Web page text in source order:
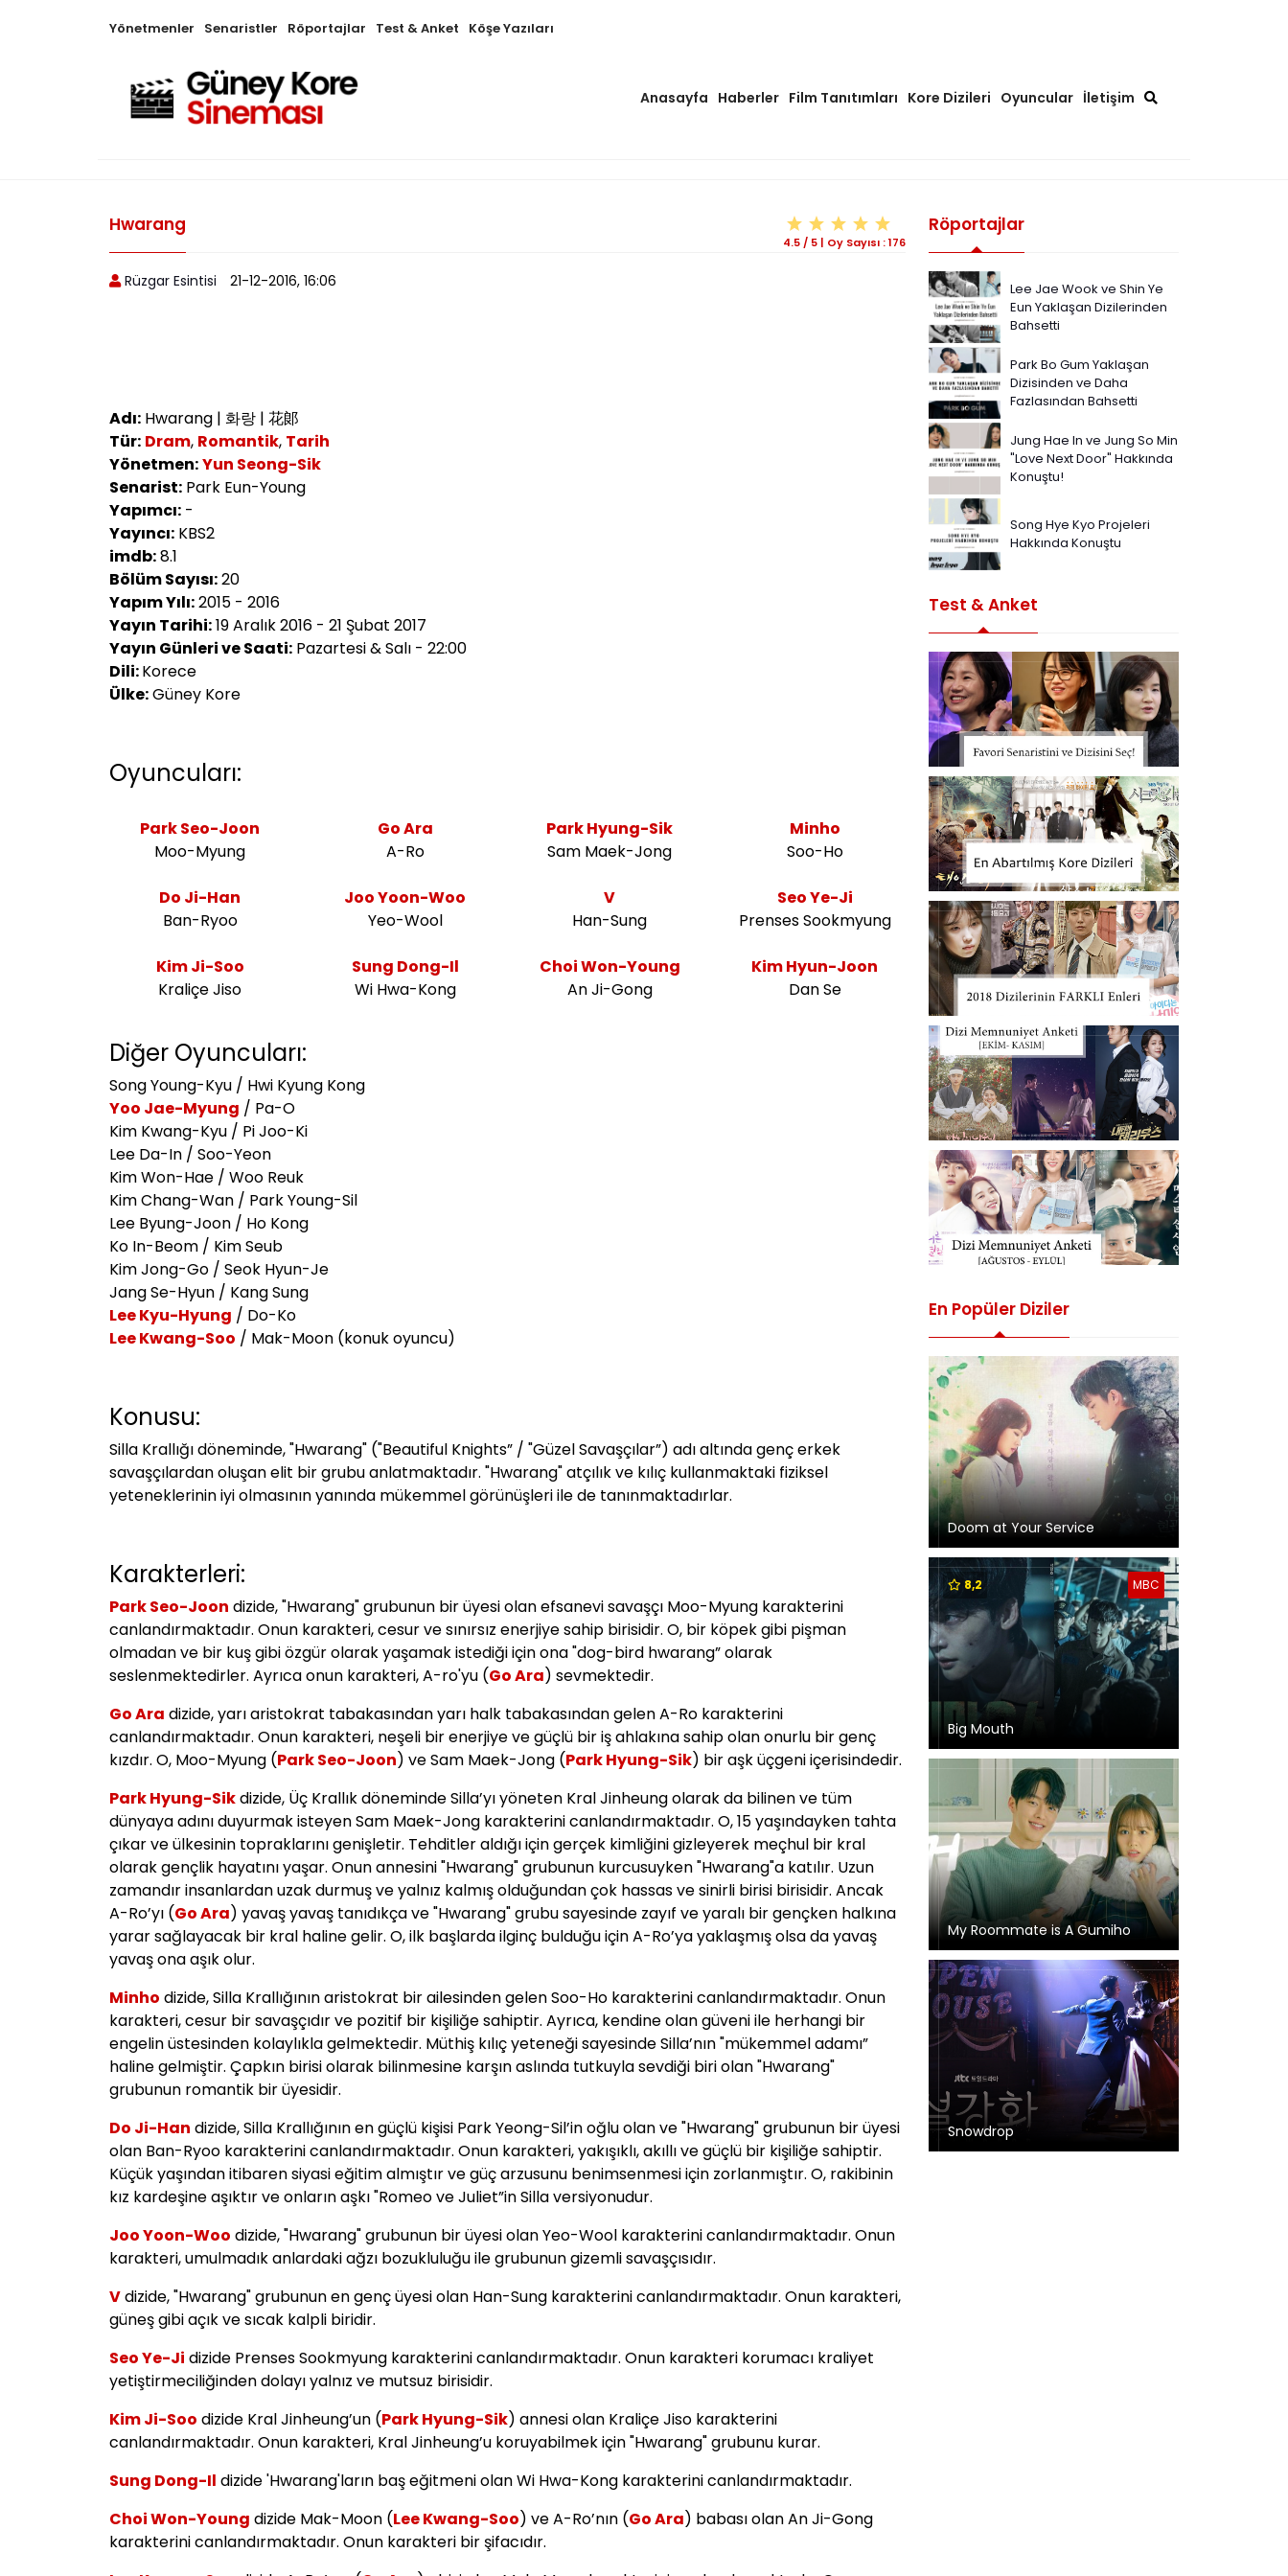
Yönetmenler Senaristler Röportajlar Test & Anket Köşe Yazıları
Anasayfa Haberler Film Tanıtımları Kore Dizileri Oyuncular İletişim
Hwarang
4.5 / 5 | Oy Sayısı :176
Rüzgar Esintisi 21-12-2016, 16:06
Adı: Hwarang | 화랑 | 花郞
Tür: Dram, Romantik, Tarih
Yönetmen:Yun Seong-Sik
Senarist: Park Eun-Young
Yapımcı: -
Yayıncı: KBS2
imdb:8.1
Bölüm Sayısı:20
Yapım Yılı:2015 - 2016
Yayın Tarihi:19 Aralık 2016 - 21 Şubat 2017
Yayın Günleri ve Saati: Pazartesi & Salı - 22:00
Dili:Korece
Ülke:Güney Kore
Oyuncuları:
Park Seo-Joon
Moo-Myung
Go Ara
A-Ro
Park Hyung-Sik
Sam Maek-Jong
Minho
Soo-Ho
Do Ji-Han
Ban-Ryoo
Joo Yoon-Woo
Yeo-Wool
V
Han-Sung
Seo Ye-Ji
Prenses Sookmyung
Kim Ji-Soo
Kraliçe Jiso
Sung Dong-Il
Wi Hwa-Kong
Choi Won-Young
An Ji-Gong
Kim Hyun-Joon
Dan Se
Diğer Oyuncuları:
Song Young-Kyu / Hwi Kyung Kong
Yoo Jae-Myung / Pa-O
Kim Kwang-Kyu / Pi Joo-Ki
Lee Da-In / Soo-Yeon
Kim Won-Hae / Woo Reuk
Kim Chang-Wan / Park Young-Sil
Lee Byung-Joon / Ho Kong
Ko In-Beom / Kim Seub
Kim Jong-Go / Seok Hyun-Je
Jang Se-Hyun / Kang Sung
Lee Kyu-Hyung / Do-Ko
Lee Kwang-Soo / Mak-Moon (konuk oyuncu)
Konusu:
Silla Krallığı döneminde, "Hwarang" ("Beautiful Knights” / "Güzel Savaşçılar”) adı altında genç erkek
savaşçılardan oluşan elit bir grubu anlatmaktadır. "Hwarang" atçılık ve kılıç kullanmaktaki fiziksel
yeteneklerinin iyi olmasının yanında mükemmel görünüşleri ile de tanınmaktadırlar.
Karakterleri:
Park Seo-Joon dizide, "Hwarang" grubunun bir üyesi olan efsanevi savaşçı Moo-Myung karakterini
canlandırmaktadır. Onun karakteri, cesur ve sınırsız enerjiye sahip birisidir. O, bir köpek gibi pişman
olmadan ve bir kuş gibi özgür olarak yaşamak istediği için ona "dog-bird hwarang” olarak
seslenmektedirler. Ayrıca onun karakteri, A-ro'yu (Go Ara) sevmektedir.
Go Ara dizide, yarı aristokrat tabakasından yarı halk tabakasından gelen A-Ro karakterini
canlandırmaktadır. Onun karakteri, neşeli bir enerjiye ve güçlü bir iş ahlakına sahip olan onurlu bir genç
kızdır. O, Moo-Myung (Park Seo-Joon) ve Sam Maek-Jong (Park Hyung-Sik) bir aşk üçgeni içerisindedir.
Park Hyung-Sikdizide, Üç Krallık döneminde Silla’yı yöneten Kral Jinheung olarak da bilinen ve tüm
dünyaya adını duyurmak isteyen Sam Maek-Jong karakterini canlandırmaktadır. O, 15 yaşındayken tahta
çıkar ve ülkesinin topraklarını genişletir. Tehditler aldığı için gerçek kimliğini gizleyerek meçhul bir kral
olarak gençlik hayatını yaşar. Onun annesini "Hwarang" grubunun kurcusuyken "Hwarang"a katılır. Uzun
zamandır insanlardan uzak durmuş ve yalnız kalmış olduğundan çok hassas ve sinirli birisi birisidir. Ancak
A-Ro’yı (Go Ara) yavaş yavaş tanıdıkça ve "Hwarang" grubu sayesinde zayıf ve yaralı bir gençken halkına
yarar sağlayacak bir kral haline gelir. O, ilk başlarda ilginç bulduğu için A-Ro’ya yaklaşmış olsa da yavaş
yavaş ona aşık olur.
Minho dizide, Silla Krallığının aristokrat bir ailesinden gelen Soo-Ho karakterini canlandırmaktadır. Onun
karakteri, cesur bir savaşçıdır ve pozitif bir kişiliğe sahiptir. Ayrıca, kendine olan güveni ile herhangi bir
engelin üstesinden kolaylıkla gelmektedir. Müthiş kılıç yeteneği sayesinde Silla’nın "mükemmel adamı”
haline gelmiştir. Çapkın birisi olarak bilinmesine karşın aslında tutkuyla sevdiği biri olan "Hwarang"
grubunun romantik bir üyesidir.
Do Ji-Han dizide, Silla Krallığının en güçlü kişisi Park Yeong-Sil’in oğlu olan ve "Hwarang" grubunun bir üyesi
olan Ban-Ryoo karakterini canlandırmaktadır. Onun karakteri, yakışıklı, akıllı ve güçlü bir kişiliğe sahiptir.
Küçük yaşından itibaren siyasi eğitim almıştır ve güç arzusunu benimsenmesi için zorlanmıştır. O, rakibinin
kız kardeşine aşıktır ve onların aşkı "Romeo ve Juliet”in Silla versiyonudur.
Joo Yoon-Woo dizide, "Hwarang" grubunun bir üyesi olan Yeo-Wool karakterini canlandırmaktadır. Onun
karakteri, umulmadık anlardaki ağzı bozukluluğu ile grubunun gizemli savaşçısıdır.
Vdizide, "Hwarang" grubunun en genç üyesi olan Han-Sung karakterini canlandırmaktadır. Onun karakteri,
güneş gibi açık ve sıcak kalpli biridir.
Seo Ye-Ji dizide Prenses Sookmyung karakterini canlandırmaktadır. Onun karakteri korumacı kraliyet
yetiştirmeciliğinden dolayı yalnız ve mutsuz birisidir.
Kim Ji-Soo dizide Kral Jinheung’un (Park Hyung-Sik) annesi olan Kraliçe Jiso karakterini
canlandırmaktadır. Onun karakteri, Kral Jinheung’u koruyabilmek için "Hwarang" grubunu kurar.
Sung Dong-Il dizide 'Hwarang'ların baş eğitmeni olan Wi Hwa-Kong karakterini canlandırmaktadır.
Choi Won-Young dizide Mak-Moon (Lee Kwang-Soo) ve A-Ro’nın (Go Ara) babası olan An Ji-Gong
karakterini canlandırmaktadır. Onun karakteri bir şifacıdır.
Röportajlar
Lee Jae Wook ve Shin Ye
Eun Yaklaşan Dizilerinden
Bahsetti
Park Bo Gum Yaklaşan
Dizisinden ve Daha
Fazlasından Bahsetti
Jung Hae In ve Jung So Min
"Love Next Door" Hakkında
Konuştu!
Song Hye Kyo Projeleri
Hakkında Konuştu
Test & Anket
En Popüler Diziler
Doom at Your Service
MBC
8,2
Big Mouth
My Roommate is A Gumiho
Snowdrop